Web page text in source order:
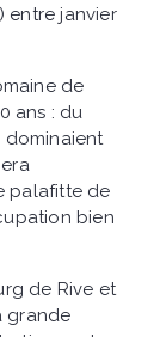
entre janvier
de
ans : du
dominaient
palafitte de
bien
de Rive et
grande